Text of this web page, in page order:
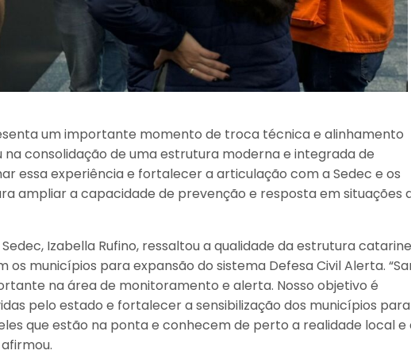
um importante momento de troca técnica e alinhamento
na consolidação de uma estrutura moderna e integrada de
essa experiência e fortalecer a articulação com a Sedec e os
ampliar a capacidade de prevenção e resposta em situações
Izabella Rufino, ressaltou a qualidade da estrutura
municípios para expansão do sistema Defesa Civil Alerta.
na área de monitoramento e alerta. Nosso objetivo é
pelo estado e fortalecer a sensibilização dos municípios para
que estão na ponta e conhecem de perto a realidade local e